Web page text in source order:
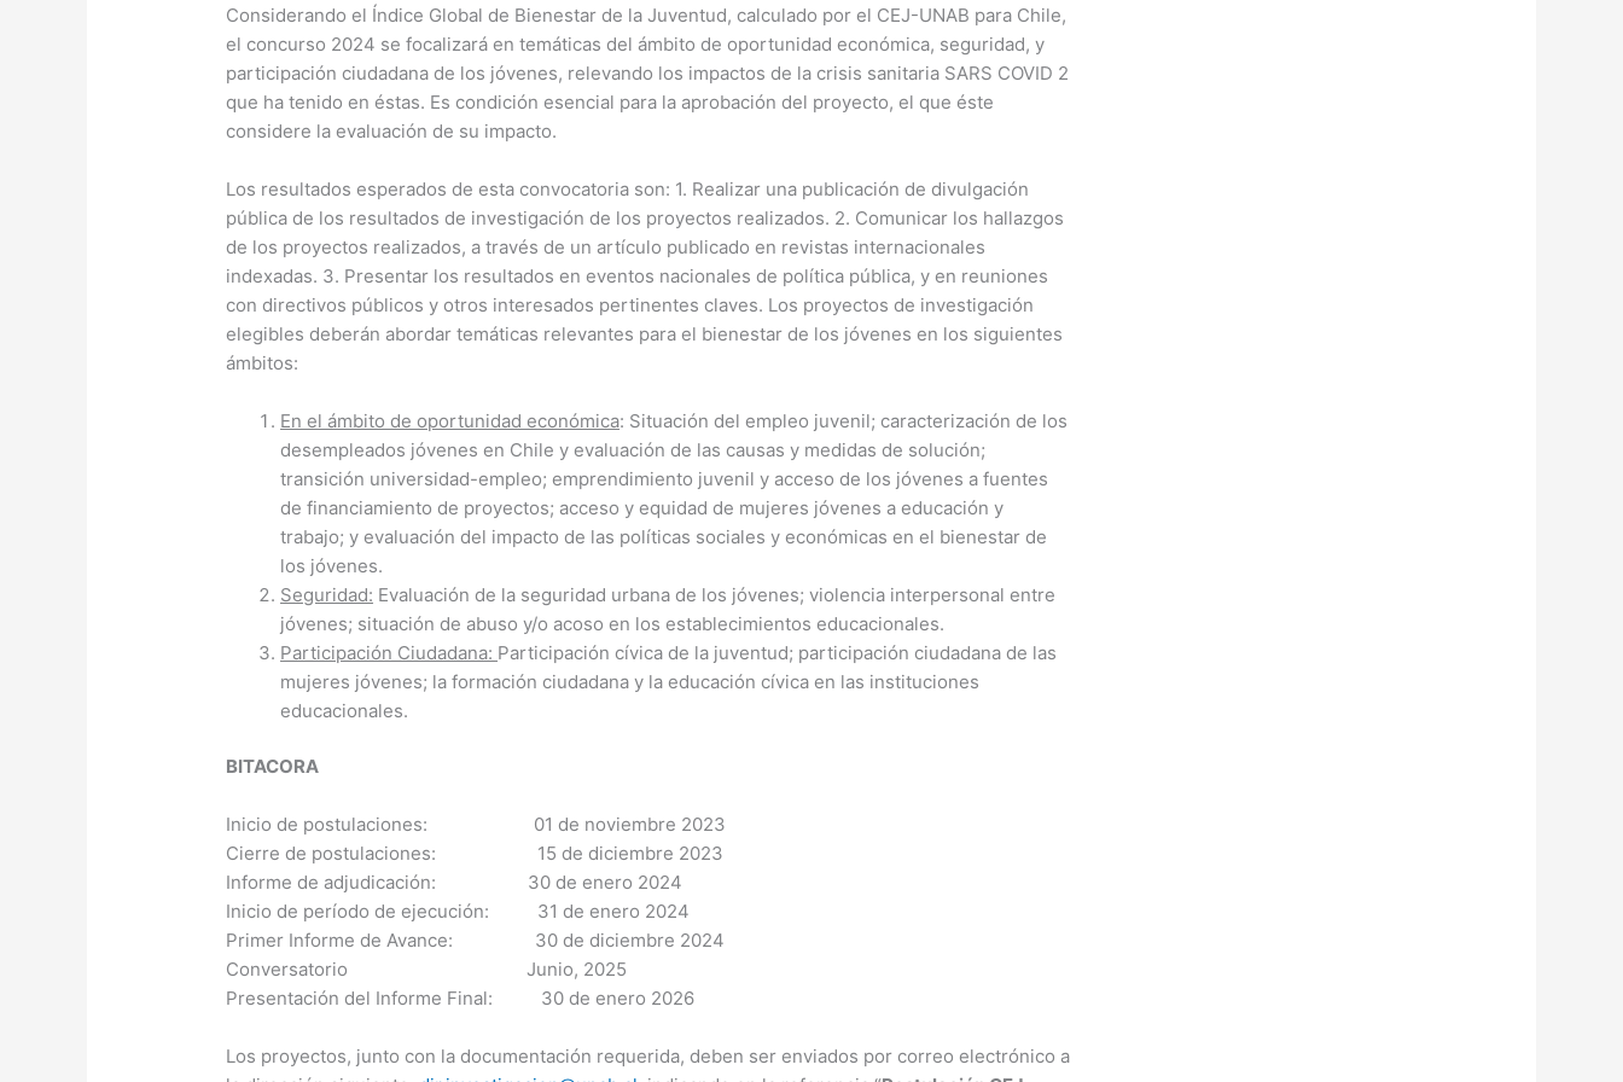
Considerando el Índice Global de Bienestar de la Juventud, calculado por el CEJ-UNAB para Chile,
el concurso 2024 se focalizará en temáticas del ámbito de oportunidad económica, seguridad, y
participación ciudadana de los jóvenes, relevando los impactos de la crisis sanitaria SARS COVID 2
que ha tenido en éstas. Es condición esencial para la aprobación del proyecto, el que éste
considere la evaluación de su impacto.
Los resultados esperados de esta convocatoria son: 1. Realizar una publicación de divulgación
pública de los resultados de investigación de los proyectos realizados. 2. Comunicar los hallazgos
de los proyectos realizados, a través de un artículo publicado en revistas internacionales
indexadas. 3. Presentar los resultados en eventos nacionales de política pública, y en reuniones
con directivos públicos y otros interesados pertinentes claves. Los proyectos de investigación
elegibles deberán abordar temáticas relevantes para el bienestar de los jóvenes en los siguientes
ámbitos:
En el ámbito de oportunidad económica: Situación del empleo juvenil; caracterización de los
desempleados jóvenes en Chile y evaluación de las causas y medidas de solución;
transición universidad-empleo; emprendimiento juvenil y acceso de los jóvenes a fuentes
de financiamiento de proyectos; acceso y equidad de mujeres jóvenes a educación y
trabajo; y evaluación del impacto de las políticas sociales y económicas en el bienestar de
los jóvenes.
Seguridad: Evaluación de la seguridad urbana de los jóvenes; violencia interpersonal entre
jóvenes; situación de abuso y/o acoso en los establecimientos educacionales.
Participación Ciudadana: Participación cívica de la juventud; participación ciudadana de las
mujeres jóvenes; la formación ciudadana y la educación cívica en las instituciones
educacionales.
BITACORA
Inicio de postulaciones: 01 de noviembre 2023
Cierre de postulaciones: 15 de diciembre 2023
Informe de adjudicación: 30 de enero 2024
Inicio de período de ejecución: 31 de enero 2024
Primer Informe de Avance: 30 de diciembre 2024
Conversatorio Junio, 2025
Presentación del Informe Final: 30 de enero 2026
Los proyectos, junto con la documentación requerida, deben ser enviados por correo electrónico a